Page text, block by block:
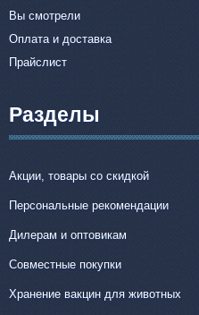
Вы смотрели
Оплата и доставка
Прайслист
Разделы
Акции, товары со скидкой
Персональные рекомендации
Дилерам и оптовикам
Совместные покупки
Хранение вакцин для животных